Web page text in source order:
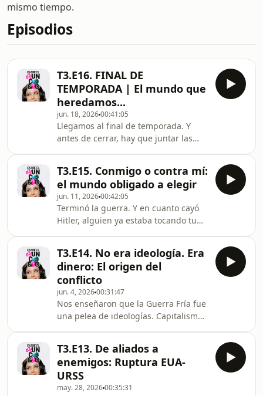
mismo tiempo.
Episodios
T3.E16. FINAL DE
TEMPORADA | El mundo que
heredamos...
jun. 18, 202600:41:05
Llegamos al final de temporada. Y
antes de cerrar, hay que juntar las
bombas, las fronteras mal hechas, los
señores con complejo de emperador,
no se quedó en el pasado. Se mudó.
Cambió de ropa y de vocabulario,
pero sigue apareciendo en nuestras
vidas. Hoy conectamos todo: por qué
Rusia invadió Ucrania y qué tiene que
ver con Nap
T3.E15. Conmigo o contra mí:
el mundo obligado a elegir
jun. 11, 202600:42:05
Terminó la guerra. Y en cuanto cayó
Hitler, alguien ya estaba tocando tu
planeta quedó atrapado entre dos
superpotencias que no necesitaban
tanques para controlarte. Con
prestarte dinero era suficiente.
Guatemala lo aprendió a la mala en
1954, cuando la CIA organizó un
golpe para proteger los plátanos de
una empresa gringa. El
T3.E14. No era ideología. Era
dinero: El origen del
conflicto
jun. 4, 202600:31:47
Nos enseñaron que la Guerra Fría fue
una pelea de ideologías. Capitalismo
acercas un poquito más y dejas de ver
las películas de Hollywood… empiezas
a notar que también fue la campaña
publicitaria más grande del siglo
T3.E13. De aliados a
enemigos: Ruptura EUA-
URSS
may. 28, 202600:35:31